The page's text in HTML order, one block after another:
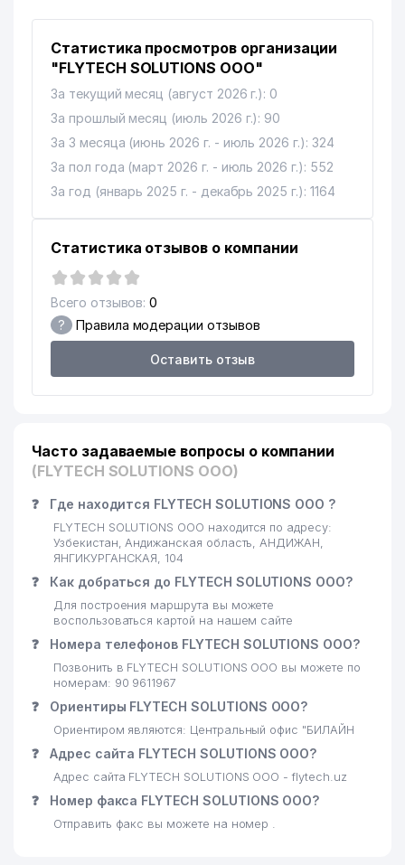
Статистика просмотров организации
"FLYTECH SOLUTIONS ООО"
За текущий месяц (август 2026 г.): 0
За прошлый месяц (июль 2026 г.): 90
За 3 месяца (июнь 2026 г. - июль 2026 г.): 324
За пол года (март 2026 г. - июль 2026 г.): 552
За год (январь 2025 г. - декабрь 2025 г.): 1164
Статистика отзывов о компании
Всего отзывов: 0
? Правила модерации отзывов
Оставить отзыв
Часто задаваемые вопросы о компании
(FLYTECH SOLUTIONS ООО)
❓ Где находится FLYTECH SOLUTIONS ООО ?
FLYTECH SOLUTIONS ООО находится по адресу:
Узбекистан, Андижанская область, АНДИЖАН,
ЯНГИКУРГАНСКАЯ, 104
❓ Как добраться до FLYTECH SOLUTIONS ООО?
Для построения маршрута вы можете
воспользоваться картой на нашем сайте
❓ Номера телефонов FLYTECH SOLUTIONS ООО?
Позвонить в FLYTECH SOLUTIONS ООО вы можете по
номерам: 90 9611967
❓ Ориентиры FLYTECH SOLUTIONS ООО?
Ориентиром являются: Центральный офис "БИЛАЙН
❓ Адрес сайта FLYTECH SOLUTIONS ООО?
Адрес сайта FLYTECH SOLUTIONS ООО - flytech.uz
❓ Номер факса FLYTECH SOLUTIONS ООО?
Отправить факс вы можете на номер .